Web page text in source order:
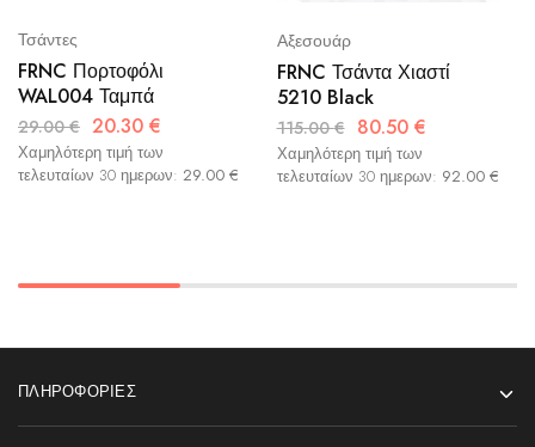
Τσάντες
FRNC Πορτοφόλι
WAL004 Ταμπά
29.00€ 20.30 €
Χαμηλότερη τιμή των
τελευταίων 30 ημερων: 29.00 €
Αξεσουάρ
FRNC Τσάντα Χιαστί
5210 Black
115.00€ 80.50 €
Χαμηλότερη τιμή των
τελευταίων 30 ημερων: 92.00 €
ΠΛΗΡΟΦΟΡΊΕΣ